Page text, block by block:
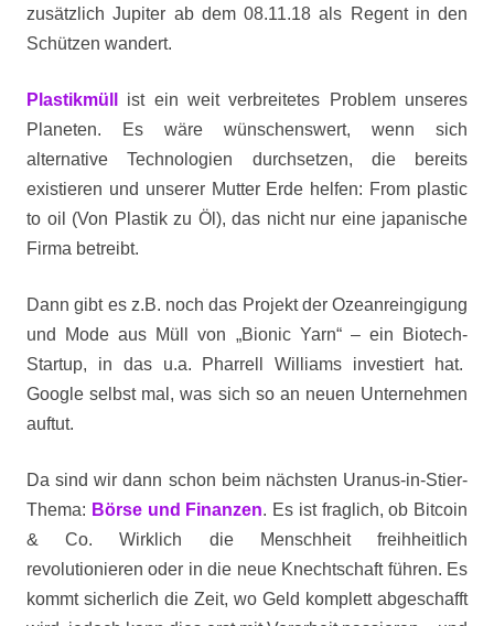
zusätzlich Jupiter ab dem 08.11.18 als Regent in den
Schützen wandert.
Plastikmüll
ist ein weit verbreitetes Problem unseres
Planeten. Es wäre wünschenswert, wenn sich
alternative Technologien durchsetzen, die bereits
existieren und unserer Mutter Erde helfen: From plastic
to oil (Von Plastik zu Öl), das nicht nur eine japanische
Firma betreibt.
Dann gibt es z.B. noch das Projekt der Ozeanreingigung
und Mode aus Müll von „Bionic Yarn“ – ein Biotech-
Startup, in das u.a. Pharrell Williams investiert hat.
Google selbst mal, was sich so an neuen Unternehmen
auftut.
Da sind wir dann schon beim nächsten Uranus-in-Stier-
Thema: Börse und Finanzen. Es ist fraglich, ob Bitcoin
& Co. Wirklich die Menschheit freihheitlich
revolutionieren oder in die neue Knechtschaft führen. Es
kommt sicherlich die Zeit, wo Geld komplett abgeschafft